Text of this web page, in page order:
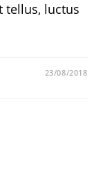
tellus, luctus
23/08/2018